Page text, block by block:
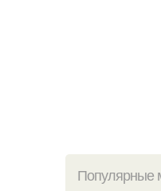
Популярные